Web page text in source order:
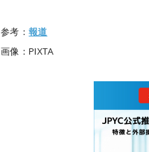
参考： 報道
画像：PIXTA